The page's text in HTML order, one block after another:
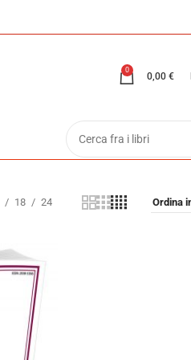
0
0,00 €
18 24